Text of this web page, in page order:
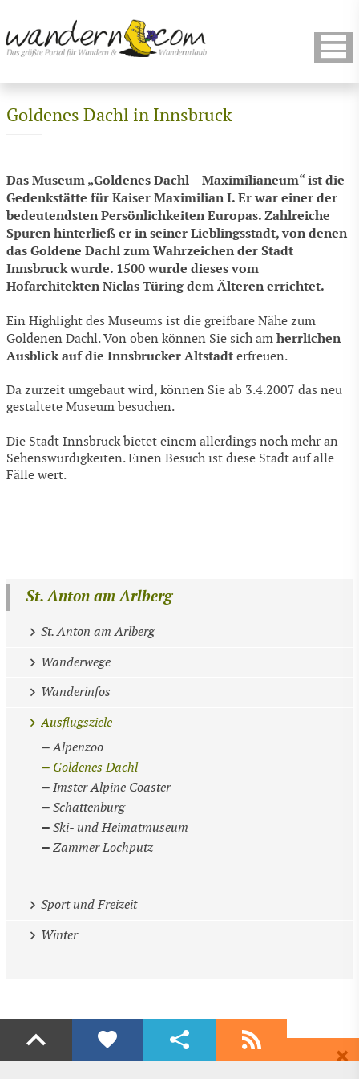
Goldenes Dachl in Innsbruck
Das Museum „Goldenes Dachl – Maximilianeum“ ist die
Gedenkstätte für Kaiser Maximilian I. Er war einer der
bedeutendsten Persönlichkeiten Europas. Zahlreiche
Spuren hinterließ er in seiner Lieblingsstadt, von denen
das Goldene Dachl zum Wahrzeichen der Stadt
Innsbruck wurde. 1500 wurde dieses vom
Hofarchitekten Niclas Türing dem Älteren errichtet.
Ein Highlight des Museums ist die greifbare Nähe zum
Goldenen Dachl. Von oben können Sie sich am herrlichen
Ausblick auf die Innsbrucker Altstadt erfreuen.
Da zurzeit umgebaut wird, können Sie ab 3.4.2007 das neu
gestaltete Museum besuchen.
Die Stadt Innsbruck bietet einem allerdings noch mehr an
Sehenswürdigkeiten. Einen Besuch ist diese Stadt auf alle
Fälle wert.
St. Anton am Arlberg
St. Anton am Arlberg
Wanderwege
Wanderinfos
Ausflugsziele
Alpenzoo
Goldenes Dachl
Imster Alpine Coaster
Schattenburg
Ski- und Heimatmuseum
Zammer Lochputz
Sport und Freizeit
Winter
Liken
Teilen
Abonnieren